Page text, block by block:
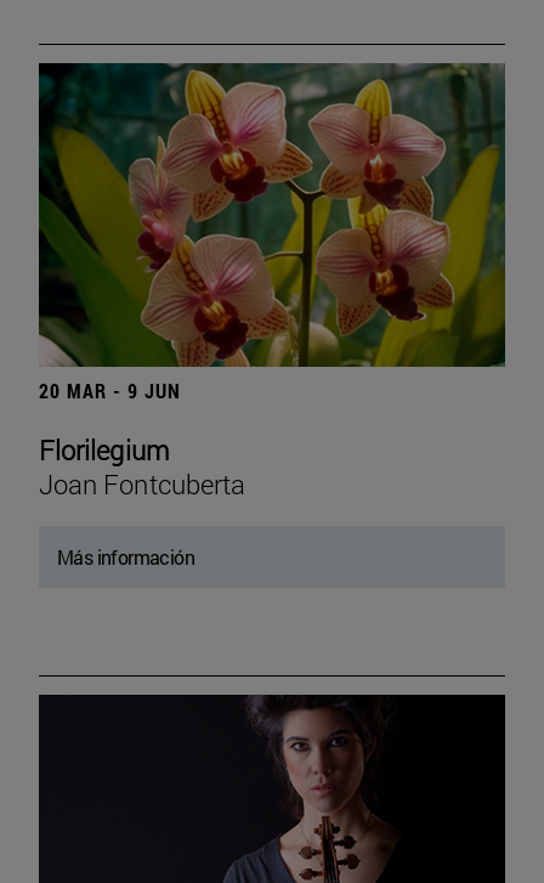
20 MAR - 9 JUN
Florilegium
Joan Fontcuberta
Más información